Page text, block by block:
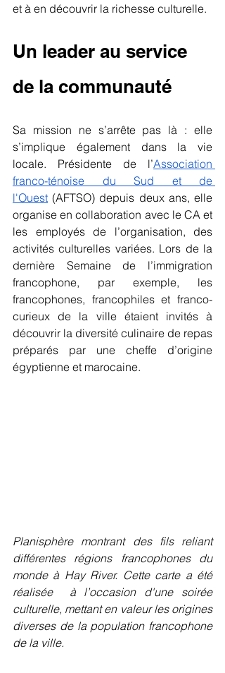
et à en découvrir la richesse culturelle.
Un leader au service
de la communauté
Sa mission ne s’arrête pas là : elle
s’implique également dans la vie
locale. Présidente de l’Association
franco-ténoise du Sud et de
l'Ouest (AFTSO) depuis deux ans, elle
organise en collaboration avec le CA et
les employés de l’organisation, des
activités culturelles variées. Lors de la
dernière Semaine de l’immigration
francophone, par exemple, les
francophones, francophiles et franco-
curieux de la ville étaient invités à
découvrir la diversité culinaire de repas
préparés par une cheffe d’origine
égyptienne et marocaine.
Planisphère montrant des fils reliant
différentes régions francophones du
monde à Hay River. Cette carte a été
réalisée  à l’occasion d'une soirée
culturelle, mettant en valeur les origines
diverses de la population francophone
de la ville.